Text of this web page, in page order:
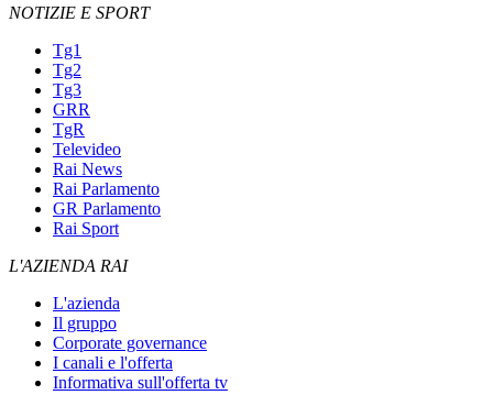
NOTIZIE E SPORT
Tg1
Tg2
Tg3
GRR
TgR
Televideo
Rai News
Rai Parlamento
GR Parlamento
Rai Sport
L'AZIENDA RAI
L'azienda
Il gruppo
Corporate governance
I canali e l'offerta
Informativa sull'offerta tv